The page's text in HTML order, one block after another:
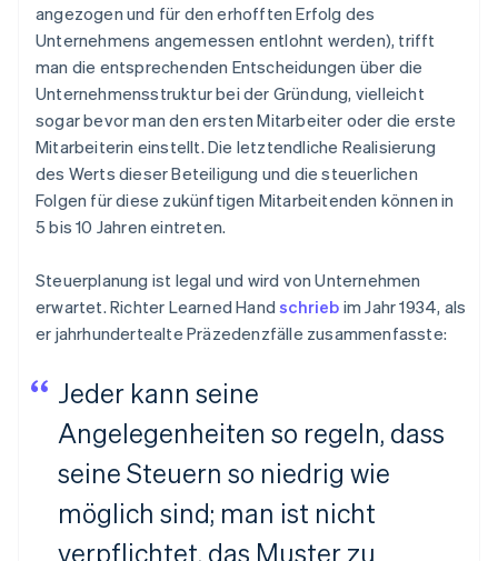
angezogen und für den erhofften Erfolg des
Unternehmens angemessen entlohnt werden), trifft
man die entsprechenden Entscheidungen über die
Unternehmensstruktur bei der Gründung, vielleicht
sogar bevor man den ersten Mitarbeiter oder die erste
Mitarbeiterin einstellt. Die letztendliche Realisierung
des Werts dieser Beteiligung und die steuerlichen
Folgen für diese zukünftigen Mitarbeitenden können in
5 bis 10 Jahren eintreten.
Steuerplanung ist legal und wird von Unternehmen
erwartet. Richter Learned Handschrieb im Jahr 1934, als
er jahrhundertealte Präzedenzfälle zusammenfasste:
Jeder kann seine
Angelegenheiten so regeln, dass
seine Steuern so niedrig wie
möglich sind; man ist nicht
verpflichtet, das Muster zu